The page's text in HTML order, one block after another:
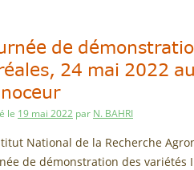
de
24 mai 2022
le 19 mai 2022 par N. BAHRI
National de la Recherche
de démonstration des variétés